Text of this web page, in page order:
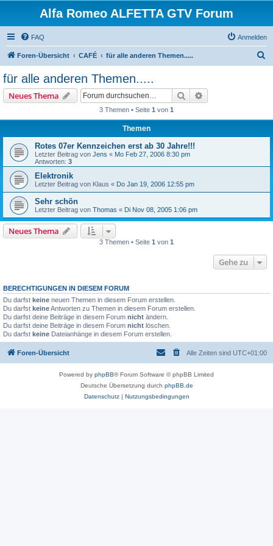
Alfa Romeo ALFETTA GTV Forum
FAQ Anmelden
Foren-Übersicht CAFÉ für alle anderen Themen.....
für alle anderen Themen.....
Neues Thema Suche
3 Themen • Seite 1 von 1
Themen
Rotes 07er Kennzeichen erst ab 30 Jahre!!!
Letzter Beitrag von Jens « Mo Feb 27, 2006 8:30 pm
Antworten: 3
Elektronik
Letzter Beitrag von Klaus « Do Jan 19, 2006 12:55 pm
Sehr schön
Letzter Beitrag von Thomas « Di Nov 08, 2005 1:06 pm
Neues Thema
3 Themen • Seite 1 von 1
Gehe zu
BERECHTIGUNGEN IN DIESEM FORUM
Du darfst keine neuen Themen in diesem Forum erstellen.
Du darfst keineAntworten zu Themen in diesem Forum erstellen.
Du darfst deine Beiträge in diesem Forum nicht ändern.
Du darfst deine Beiträge in diesem Forum nicht löschen.
Du darfst keine Dateianhänge in diesem Forum erstellen.
Foren-Übersicht Alle Zeiten sind UTC+01:00
Powered by phpBB® Forum Software © phpBB Limited
Deutsche Übersetzung durch phpBB.de
Datenschutz| Nutzungsbedingungen